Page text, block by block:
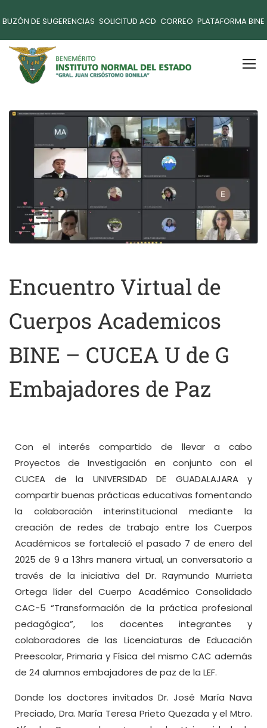
BUZÓN DE SUGERENCIAS SOLICITUD ACD CORREO PLATAFORMA BINE
Encuentro Virtual de
Cuerpos Academicos
BINE – CUCEA U de G
Embajadores de Paz
Con el interés compartido de llevar a cabo
Proyectos de Investigación en conjunto con el
CUCEA de la UNIVERSIDAD DE GUADALAJARA y
compartir buenas prácticas educativas fomentando
la colaboración interinstitucional mediante la
creación de redes de trabajo entre los Cuerpos
Académicos se fortaleció el pasado 7 de enero del
2025 de 9 a 13hrs manera virtual, un conversatorio a
través de la iniciativa del Dr. Raymundo Murrieta
Ortega líder del Cuerpo Académico Consolidado
CAC-5 “Transformación de la práctica profesional
pedagógica”, los docentes integrantes y
colaboradores de las Licenciaturas de Educación
Preescolar, Primaria y Física del mismo CAC además
de 24 alumnos embajadores de paz de la LEF.
Donde los doctores invitados Dr. José María Nava
Preciado, Dra. María Teresa Prieto Quezada y el Mtro.